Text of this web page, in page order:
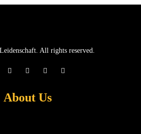
All rights reserved.
About Us